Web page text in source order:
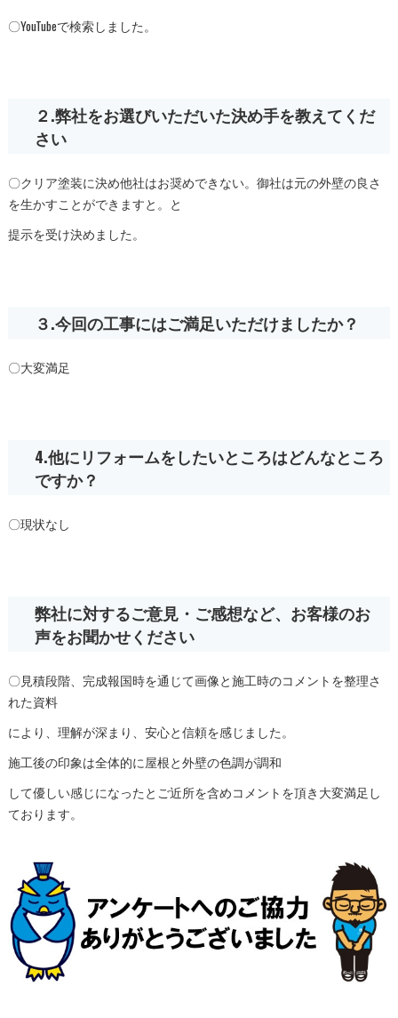
〇YouTubeで検索しました。
２.弊社をお選びいただいた決め手を教えてくだ
さい
〇クリア塗装に決め他社はお奨めできない。御社は元の外壁の良さ
を生かすことができますと。と
提示を受け決めました。
３.今回の工事にはご満足いただけましたか？
〇大変満足
4.他にリフォームをしたいところはどんなところ
ですか？
〇現状なし
弊社に対するご意見・ご感想など、お客様のお
声をお聞かせください
〇見積段階、完成報国時を通じて画像と施工時のコメントを整理さ
れた資料
により、理解が深まり、安心と信頼を感じました。
施工後の印象は全体的に屋根と外壁の色調が調和
して優しい感じになったとご近所を含めコメントを頂き大変満足し
ております。